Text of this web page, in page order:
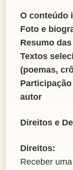
O conteúdo
Foto e
Resumo
Textos
(poemas,
autor
Direitos e
Direitos:
Receber uma